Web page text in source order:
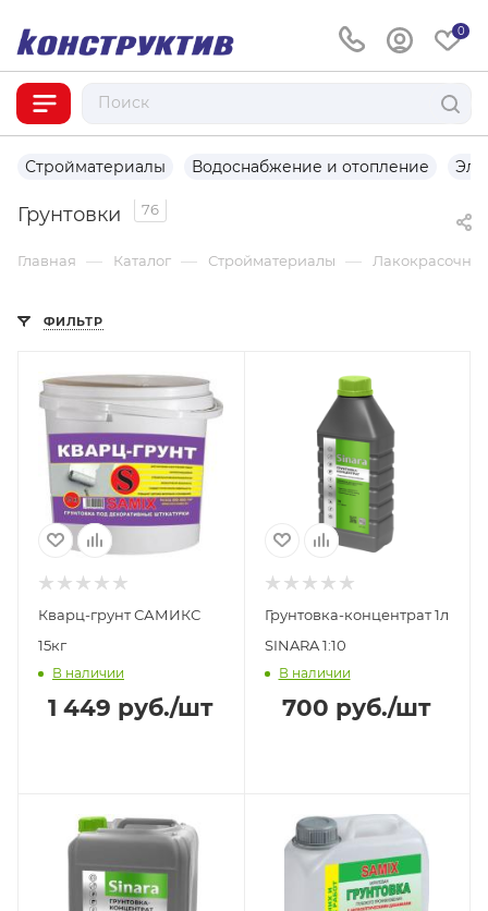
0
Стройматериалы Водоснабжение и отопление
Грунтовки 76
Главная — Каталог — Стройматериалы —
ФИЛЬТР
Кварц-грунт САМИКС
15кг
В наличии
1 449 руб./шт
Грунтовка-концентрат 1л
SINARA 1:10
В наличии
700 руб./шт